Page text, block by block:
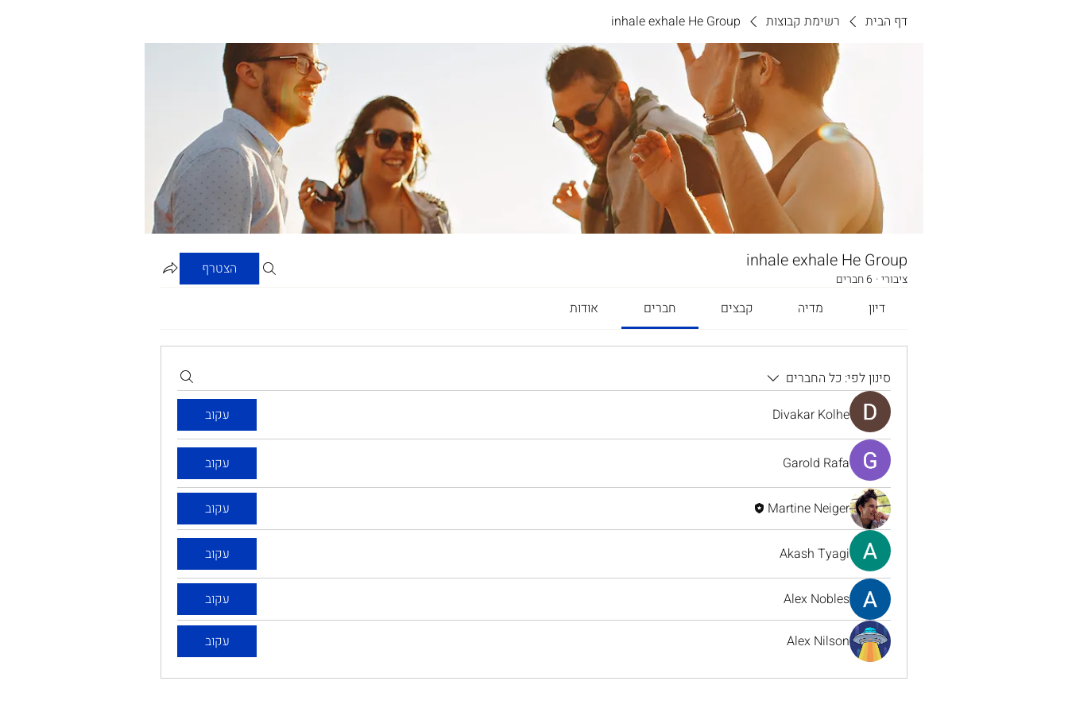
דף הבית רשימת קבוצות inhale exhale He Group
inhale exhale He Group
ציבורי· 6 חברים
הצטרף
דיון מדיה קבצים חברים אודות
סינון לפי: כל החברים
Divakar Kolhe
עקוב
Garold Rafa עקוב
Martine Neiger עקוב
Akash Tyagi עקוב
Alex Nobles עקוב
Alex Nilson עקוב